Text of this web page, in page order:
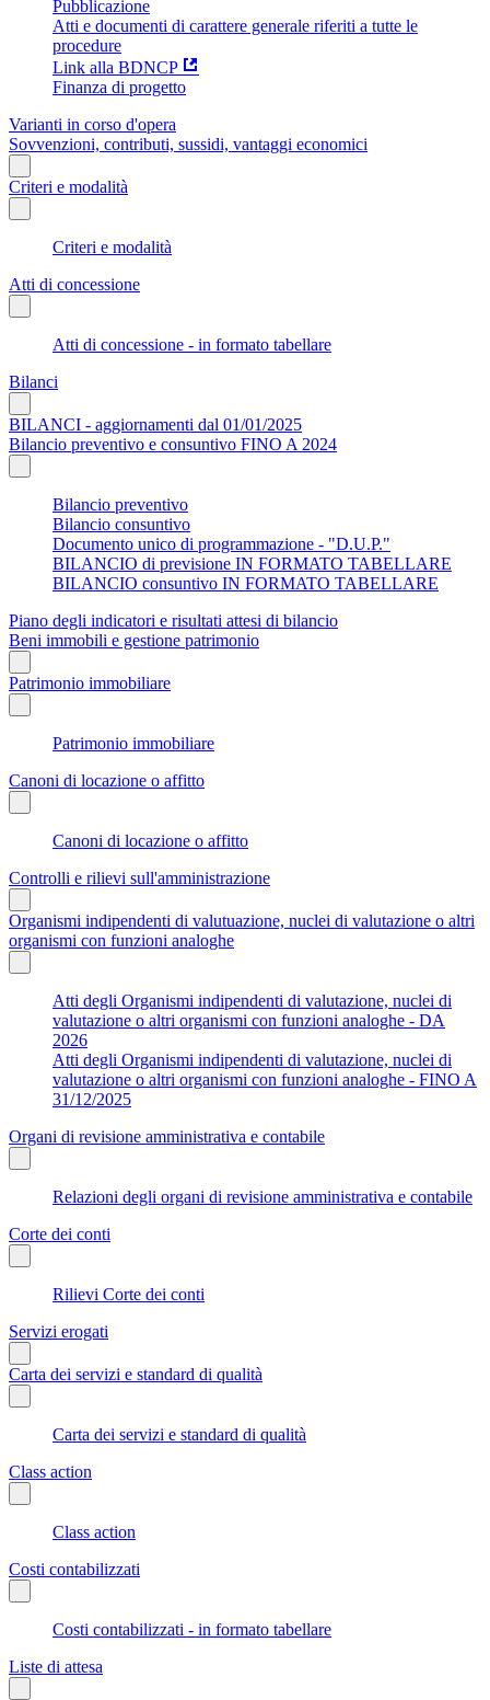
Pubblicazione
Atti e documenti di carattere generale riferiti a tutte le
procedure
Link alla BDNCP
Finanza di progetto
Varianti in corso d'opera
Sovvenzioni, contributi, sussidi, vantaggi economici
Criteri e modalità
Criteri e modalità
Atti di concessione
Atti di concessione - in formato tabellare
Bilanci
BILANCI - aggiornamenti dal 01/01/2025
Bilancio preventivo e consuntivo FINO A 2024
Bilancio preventivo
Bilancio consuntivo
Documento unico di programmazione - "D.U.P."
BILANCIO di previsione IN FORMATO TABELLARE
BILANCIO consuntivo IN FORMATO TABELLARE
Piano degli indicatori e risultati attesi di bilancio
Beni immobili e gestione patrimonio
Patrimonio immobiliare
Patrimonio immobiliare
Canoni di locazione o affitto
Canoni di locazione o affitto
Controlli e rilievi sull'amministrazione
Organismi indipendenti di valutuazione, nuclei di valutazione o altri
organismi con funzioni analoghe
Atti degli Organismi indipendenti di valutazione, nuclei di
valutazione o altri organismi con funzioni analoghe - DA
2026
Atti degli Organismi indipendenti di valutazione, nuclei di
valutazione o altri organismi con funzioni analoghe - FINO A
31/12/2025
Organi di revisione amministrativa e contabile
Relazioni degli organi di revisione amministrativa e contabile
Corte dei conti
Rilievi Corte dei conti
Servizi erogati
Carta dei servizi e standard di qualità
Carta dei servizi e standard di qualità
Class action
Class action
Costi contabilizzati
Costi contabilizzati - in formato tabellare
Liste di attesa